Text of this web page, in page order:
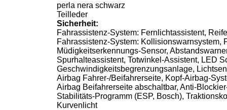
perla nera schwarz
Teilleder
Sicherheit:
Fahrassistenz-System: Fernlichtassistent,
Fahrassistenz-System: Kollisionswarnsystem,
Müdigkeitserkennungs-Sensor,
Spurhalteassistent, Totwinkel-Assistent, LED
Geschwindigkeitsbegrenzungsanlage,
Airbag Fahrer-/Beifahrerseite, Kopf-Airbag-
Airbag Beifahrerseite abschaltbar, Anti-
Stabilitäts-Programm (ESP, Bosch),
Kurvenlicht